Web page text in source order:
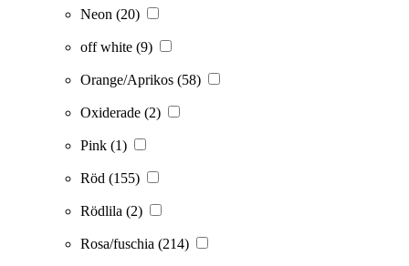
Neon (20)
off white (9)
Orange/Aprikos (58)
Oxiderade (2)
Pink (1)
Röd (155)
Rödlila (2)
Rosa/fuschia (214)